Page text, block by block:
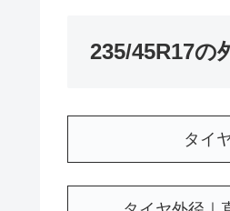
235/45R17の
タイ